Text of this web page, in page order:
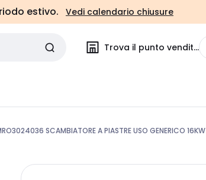
estivo. Vedi calendario chiusure
Trova il punto vendita
SCAMBIATORE A PIASTRE USO GENERICO 16KW